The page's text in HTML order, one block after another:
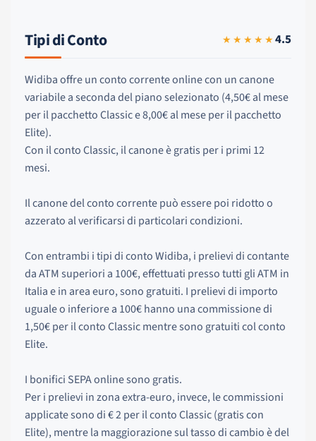
Tipi di Conto ★★★★★4.5
Widiba offre un conto corrente online con un canone
variabile a seconda del piano selezionato (4,50€ al mese
per il pacchetto Classic e 8,00€ al mese per il pacchetto
Elite).
Con il conto Classic, il canone è gratis per i primi 12
mesi.
Il canone del conto corrente può essere poi ridotto o
azzerato al verificarsi di particolari condizioni.
Con entrambi i tipi di conto Widiba, i prelievi di contante
da ATM superiori a 100€, effettuati presso tutti gli ATM in
Italia e in area euro, sono gratuiti. I prelievi di importo
uguale o inferiore a 100€ hanno una commissione di
1,50€ per il conto Classic mentre sono gratuiti col conto
Elite.
I bonifici SEPA online sono gratis.
Per i prelievi in zona extra-euro, invece, le commissioni
applicate sono di € 2 per il conto Classic (gratis con
Elite), mentre la maggiorazione sul tasso di cambio è del